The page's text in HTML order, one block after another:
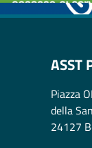
ASST
Piazza
della
24127